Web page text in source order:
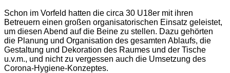
Schon im Vorfeld hatten die circa 30 U18er mit ihren
Betreuern einen großen organisatorischen Einsatz geleistet,
um diesen Abend auf die Beine zu stellen. Dazu gehörten
die Planung und Organisation des gesamten Ablaufs, die
Gestaltung und Dekoration des Raumes und der Tische
u.v.m., und nicht zu vergessen auch die Umsetzung des
Corona-Hygiene-Konzeptes.